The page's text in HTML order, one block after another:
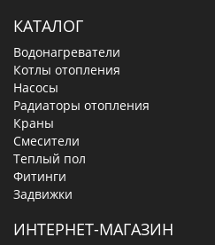
КАТАЛОГ
Водонагреватели
Котлы отопления
Насосы
Радиаторы отопления
Краны
Смесители
Теплый пол
Фитинги
Задвижки
ИНТЕРНЕТ-МАГАЗИН